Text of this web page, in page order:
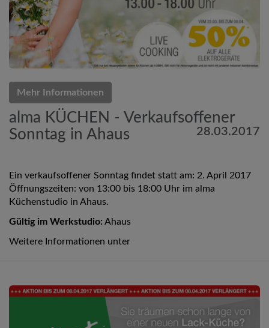
Mehr Informationen
alma KÜCHEN - Verkaufsoffener
Sonntag in Ahaus
28.03.2017
Ein verkaufsoffener Sonntag findet statt am: 2. April 2017
Öffnungszeiten: von 13:00 bis 18:00 Uhr im alma
Küchenstudio in Ahaus.
Gültig im Werkstudio: Ahaus
Weitere Informationen unter